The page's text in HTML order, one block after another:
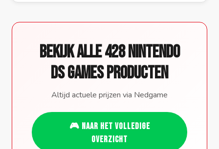
Bekijk alle 428 Nintendo
DS Games producten
Altijd actuele prijzen via Nedgame
🎮 Naar het volledige
overzicht